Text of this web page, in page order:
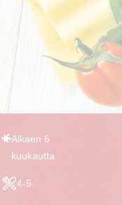
Alkaen 6
kuukautta
4-5